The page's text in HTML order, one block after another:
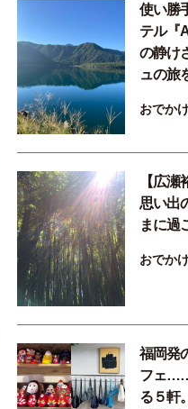
使い勝
テル『
の静け
ュの旅
おでか
【広
思い出
まに過
おでか
福岡発
フェ……
る５軒